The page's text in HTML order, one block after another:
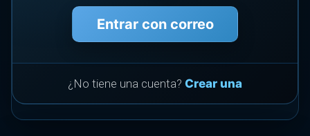
Entrar con correo
¿No tiene una cuenta? Crear una